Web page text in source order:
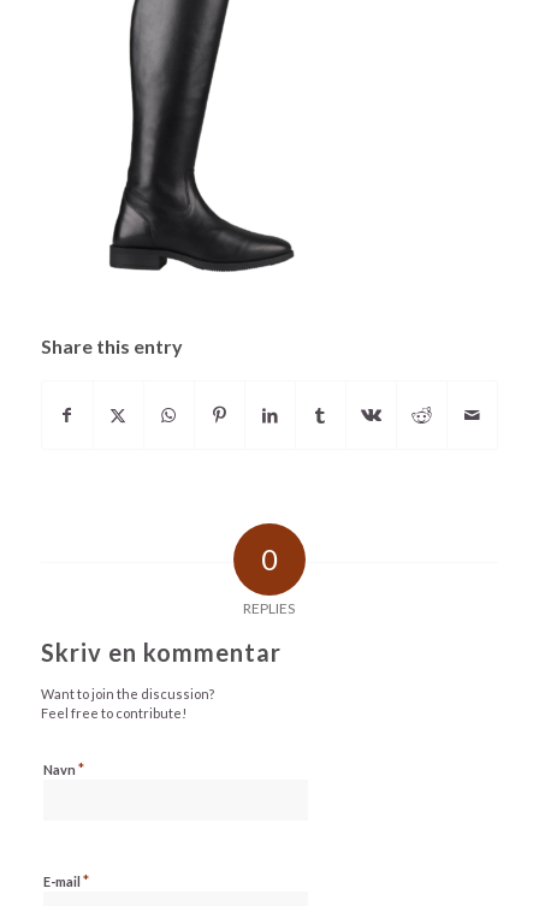
Share this entry
0
REPLIES
Skriv en kommentar
Want to join the discussion?
Feel free to contribute!
Navn *
E-mail *